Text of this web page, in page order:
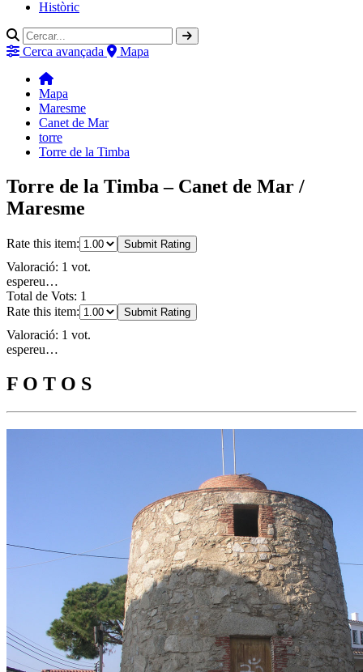
Històric
Cerca avançada Mapa
Mapa
Maresme
Canet de Mar
torre
Torre de la Timba
Torre de la Timba – Canet de Mar /
Maresme
Rate this item: Submit Rating
Valoració: 1 vot.
espereu…
Total de Vots: 1
Rate this item:
Submit Rating
Valoració: 1 vot.
espereu…
F O T O S